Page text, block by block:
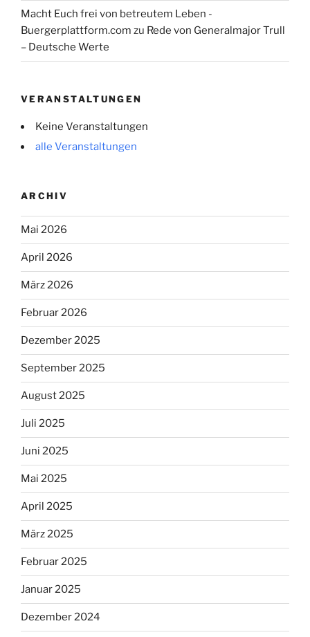
Macht Euch frei von betreutem Leben -
Buergerplattform.com zu Rede von Generalmajor Trull
– Deutsche Werte
VERANSTALTUNGEN
Keine Veranstaltungen
alle Veranstaltungen
ARCHIV
Mai 2026
April 2026
März 2026
Februar 2026
Dezember 2025
September 2025
August 2025
Juli 2025
Juni 2025
Mai 2025
April 2025
März 2025
Februar 2025
Januar 2025
Dezember 2024